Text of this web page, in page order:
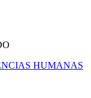
HUMANAS